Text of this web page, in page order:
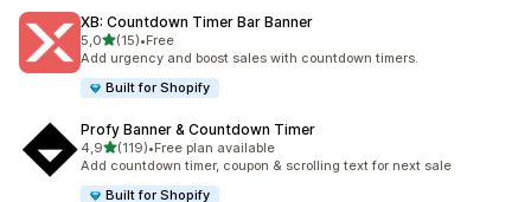
XB: Countdown Timer Bar Banner
5,0z 5 hvězd
(15)
Celkový počet recenzí: 15
•Free
Add urgency and boost sales with countdown timers.
Built for Shopify
Profy Banner & Countdown Timer
4,9z 5 hvězd
(119)
Celkový počet recenzí: 119
•Free plan available
Add countdown timer, coupon & scrolling text for next sale
Built for Shopify